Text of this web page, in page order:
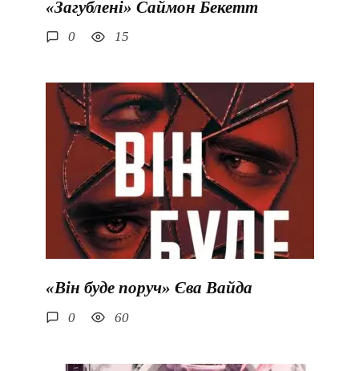
«Загублені» Саймон Бекетт
0 15
«Він буде поруч» Єва Вайда
0 60